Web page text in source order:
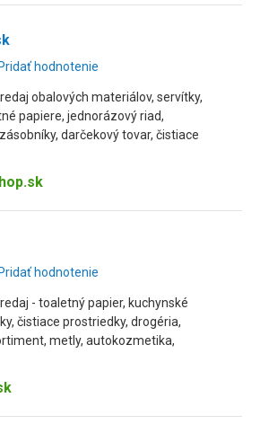
Pridať hodnotenie
obalových materiálov, servítky,
papiere, jednorázový riad,
darčekový tovar, čistiace
Pridať hodnotenie
- toaletný papier, kuchynské
čistiace prostriedky, drogéria,
metly, autokozmetika,